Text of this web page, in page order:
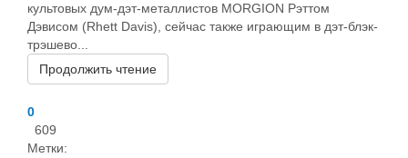
культовых дум-дэт-металлистов MORGION Рэттом
Дэвисом (Rhett Davis), сейчас также играющим в дэт-блэк-
трэшево...
Продолжить чтение
0
609
Метки: